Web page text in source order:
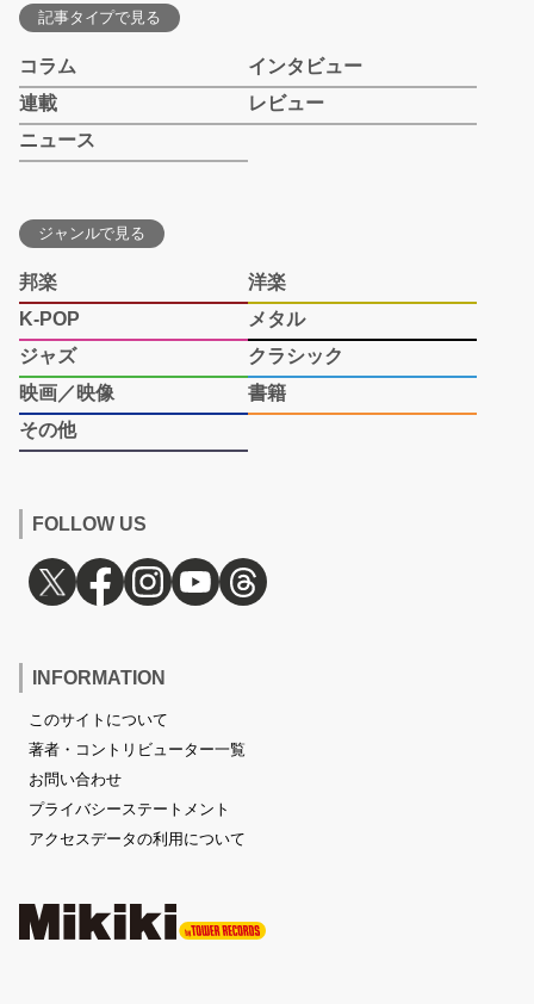
記事タイプで見る
コラム
インタビュー
連載
レビュー
ニュース
ジャンルで見る
邦楽
洋楽
K-POP
メタル
ジャズ
クラシック
映画／映像
書籍
その他
FOLLOW US
INFORMATION
このサイトについて
著者・コントリビューター一覧
お問い合わせ
プライバシーステートメント
アクセスデータの利用について